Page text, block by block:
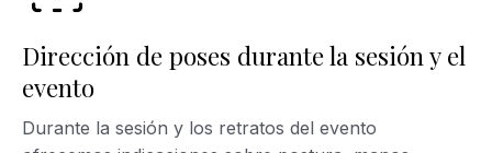
Dirección de poses durante la sesión y el
evento
Durante la sesión y los retratos del evento